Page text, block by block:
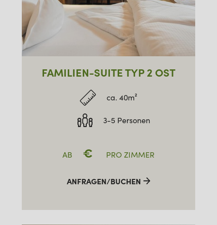
FAMILIEN-SUITE TYP 2 OST
ca. 40m²
3-5 Personen
AB € PRO ZIMMER
ANFRAGEN/BUCHEN